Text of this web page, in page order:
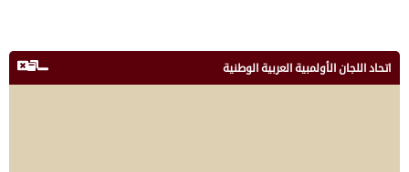
اتحاد اللجان الأولمبية العربية الوطنية